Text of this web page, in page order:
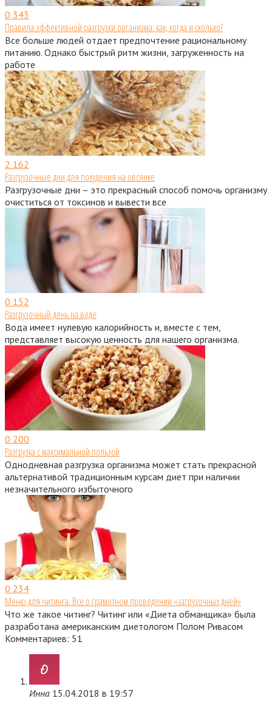
0 343
Правила эффективной разгрузки организма: как, когда и сколько?
Все больше людей отдает предпочтение рациональному
питанию. Однако быстрый ритм жизни, загруженность на
работе
2 162
Разгрузочные дни для похудения на овсянке
Разгрузочные дни – это прекрасный способ помочь организму
очиститься от токсинов и вывести все
0 152
Разгрузочный день на воде
Вода имеет нулевую калорийность и, вместе с тем,
представляет высокую ценность для нашего организма.
0 200
Разгрузка с максимальной пользой
Однодневная разгрузка организма может стать прекрасной
альтернативой традиционным курсам диет при наличии
незначительного избыточного
0 234
Меню для читинга. Все о грамотном проведении «загрузочных дней»
Что же такое читинг? Читинг или «Диета обманщика» была
разработана американским диетологом Полом Ривасом
Комментариев: 51
Инна 15.04.2018 в 19:57